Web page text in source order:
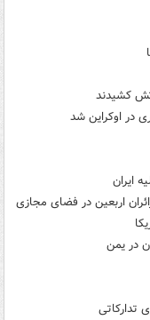
کشیدند
در اوکراین شد
ایران
اربعین در فضای مجازی
در یمن
تدارکاتی